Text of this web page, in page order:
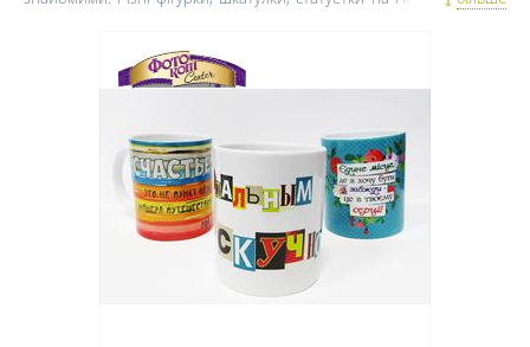
Приємні сувеніри, дрібнички, які будуть нагадувати вам про
новорічну пору можна оригінально презентувати адресату
розгляньте варіант, як можна зробити їх оригінальними. Так,
наприклад, якщо сувенір виготовлений з металу або містить
металеві елементи, на них можна вигравіювати привітання з
Новим роком або інші теплі слова. Сувеніри, новорічні свічки,
статуетки, скриньки – це хороший бюджетний варіант подарунка.
Проявіть трохи фантазії – і навіть такий недорогий подарунок